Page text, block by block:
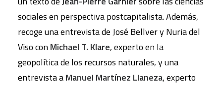
sociales en perspectiva postcapitalista. Además,
recoge una entrevista de José Bellver y Nuria del
Viso conMichael T. Klare, experto en la
geopolítica de los recursos naturales, y una
entrevista aManuel Martínez Llaneza, experto